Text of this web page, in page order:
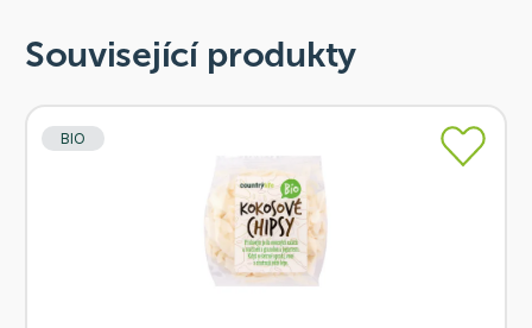
Související produkty
BIO